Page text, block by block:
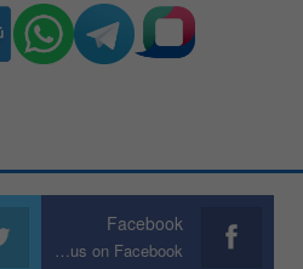
Facebook
Join us on Facebook